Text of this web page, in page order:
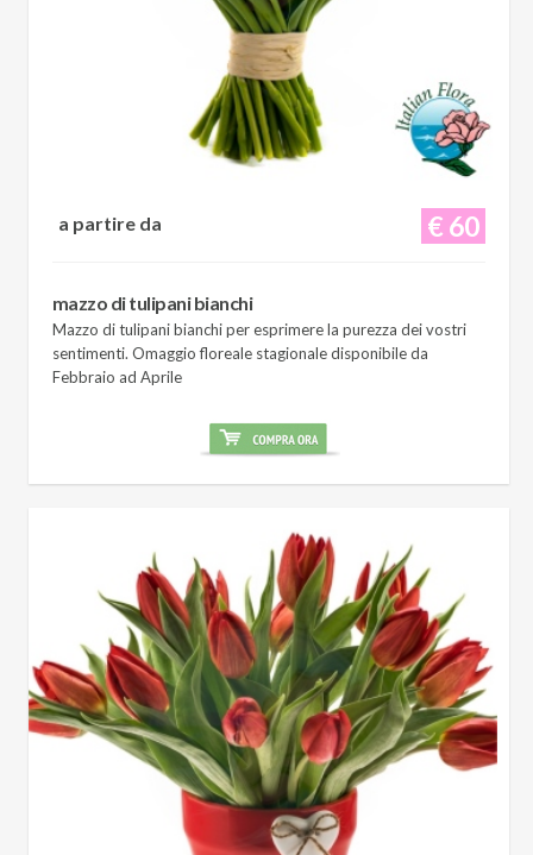
€ 60
a partire da
mazzo di tulipani bianchi
Mazzo di tulipani bianchi per esprimere la purezza dei vostri
sentimenti. Omaggio floreale stagionale disponibile da
Febbraio ad Aprile